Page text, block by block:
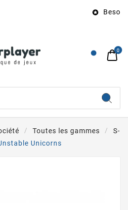
 Besoin
0
Toutes les gammes
S-
Unicorns